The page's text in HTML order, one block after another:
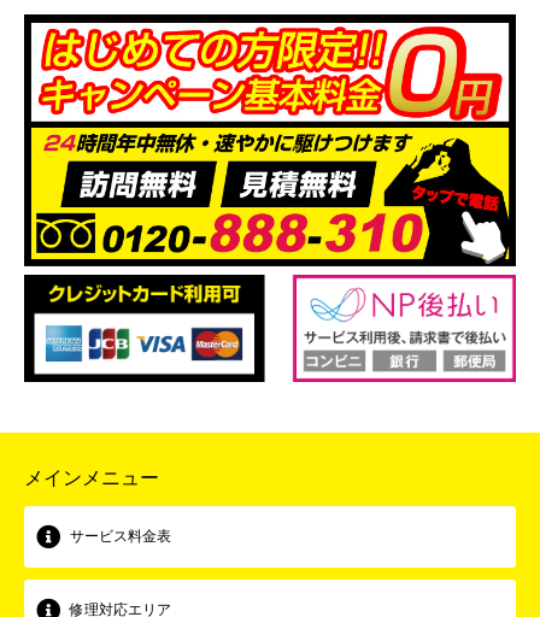
メインメニュー
サービス料金表
修理対応エリア